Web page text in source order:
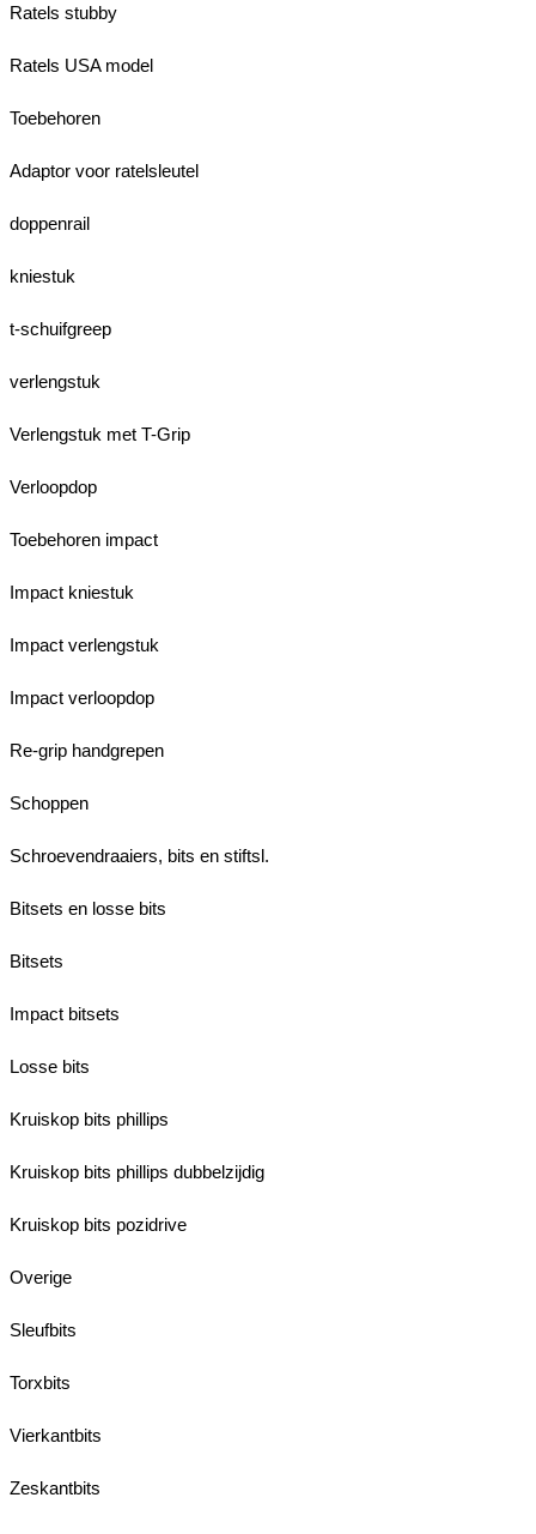
Ratels stubby
Ratels USA model
Toebehoren
Adaptor voor ratelsleutel
doppenrail
kniestuk
t-schuifgreep
verlengstuk
Verlengstuk met T-Grip
Verloopdop
Toebehoren impact
Impact kniestuk
Impact verlengstuk
Impact verloopdop
Re-grip handgrepen
Schoppen
Schroevendraaiers, bits en stiftsl.
Bitsets en losse bits
Bitsets
Impact bitsets
Losse bits
Kruiskop bits phillips
Kruiskop bits phillips dubbelzijdig
Kruiskop bits pozidrive
Overige
Sleufbits
Torxbits
Vierkantbits
Zeskantbits